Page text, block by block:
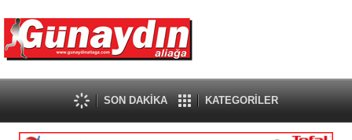
SON DAKİKA KATEGORİLER